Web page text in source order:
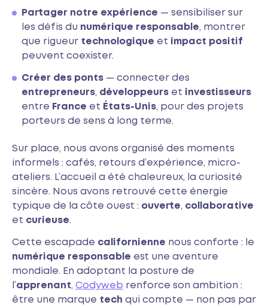
Partager notre expérience — sensibiliser sur
les défis du numérique responsable, montrer
que rigueur technologique et impact positif
peuvent coexister.
Créer des ponts — connecter des
entrepreneurs, développeurs et investisseurs
entre France et États-Unis, pour des projets
porteurs de sens à long terme.
Sur place, nous avons organisé des moments
informels : cafés, retours d’expérience, micro-
ateliers. L’accueil a été chaleureux, la curiosité
sincère. Nous avons retrouvé cette énergie
typique de la côte ouest : ouverte, collaborative
et curieuse.
Cette escapade californienne nous conforte : le
numérique responsable est une aventure
mondiale. En adoptant la posture de
l’apprenant, Codyweb renforce son ambition :
être une marque tech qui compte — non pas par